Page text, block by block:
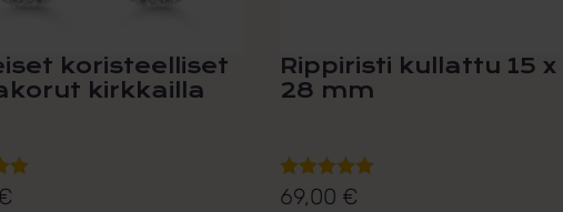
koristeelliset
kirkkailla
Rippiristi kullattu 15 x
28 mm
Arvostelu
69,00 €